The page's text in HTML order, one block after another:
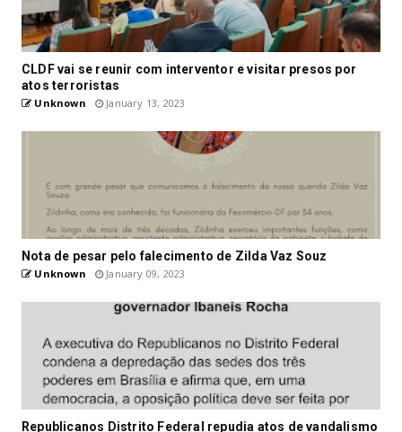
CLDF vai se reunir com interventor e visitar presos por
atos terroristas
Unknown January 13, 2023
Nota de pesar pelo falecimento de Zilda Vaz Souz
Unknown January 09, 2023
Republicanos Distrito Federal repudia atos de vandalismo